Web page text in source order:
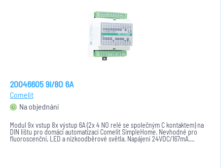
20046605 9I/8O 6A
Comelit
Na objednání
Modul 9x vstup 8x výstup 6A (2x 4 NO relé se společným C kontaktem) na
DIN lištu pro domácí automatizaci Comelit SimpleHome. Nevhodné pro
fluoroscenční, LED a nízkoodběrové světla. Napájení 24VDC/167mA....